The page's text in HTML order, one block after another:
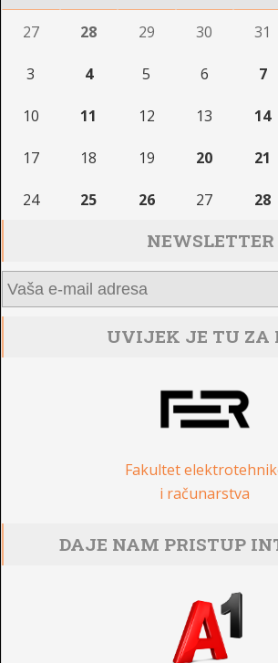
27 28 29 30 31
3 4 5 6 7
10 11 12 13 14
17 18 19 20 21
24 25 26 27 28
NEWSLETTER
UVIJEK JE TU ZA
Fakultet
i računarstva
DAJE NAM PRISTUP